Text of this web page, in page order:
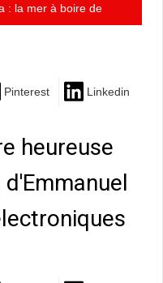
: la mer à boire de
Pinterest Linkedin
heureuse